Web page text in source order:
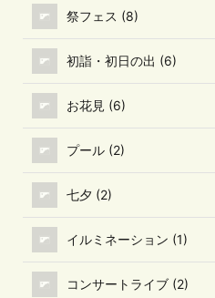
祭フェス (8)
初詣・初日の出 (6)
お花見 (6)
プール (2)
七夕 (2)
イルミネーション (1)
コンサートライブ (2)